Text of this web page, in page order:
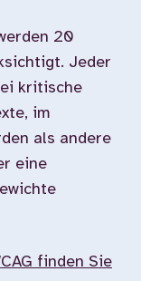
20
Jeder
kritische
im
als andere
eine
finden Sie